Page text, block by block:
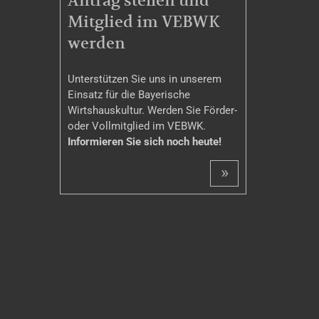
Mitglied im VEBWK
werden
Unterstützen Sie uns in unserem
Einsatz für die Bayerische
Wirtshauskultur. Werden Sie Förder-
oder Vollmitglied im VEBWK.
Informieren Sie sich noch heute!
»